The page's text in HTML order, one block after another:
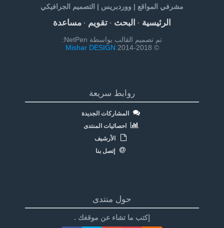
مشرفي المواقع | ووردبريس | التصميم الجرافيكي
الرئيسية· البحث· تقويم· مساعدة
تم تصميم القالب بواسطة NetPen:
© 2014-2018
Mishar DESIGN
روابط سريعة
المشاركات الجديدة
احصائيات المنتدى
الأرشيف
إتصل بنا
حول منتدى
إكتب ما تشاء عن موقغك .